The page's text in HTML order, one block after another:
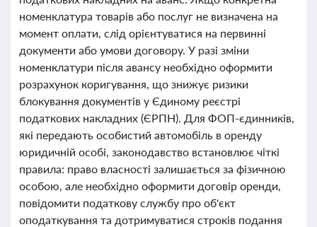
номенклатура товарів або послуг не визначена на
момент оплати, слід орієнтуватися на первинні
документи або умови договору. У разі зміни
номенклатури після авансу необхідно оформити
розрахунок коригування, що знижує ризики
блокування документів у Єдиному реєстрі
податкових накладних (ЄРПН). Для ФОП-єдинників,
які передають особистий автомобіль в оренду
юридичній особі, законодавство встановлює чіткі
правила: право власності залишається за фізичною
особою, але необхідно оформити договір оренди,
повідомити податкову службу про об'єкт
оподаткування та дотримуватися строків подання